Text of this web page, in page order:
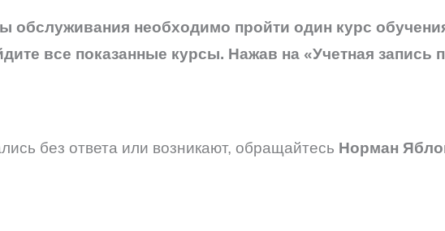
обслуживания необходимо пройти один курс
все показанные курсы. Нажав на «Учетная запись
без ответа или возникают, обращайтесь Норман